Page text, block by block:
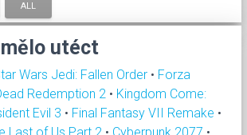
ALL
utéct
Wars Jedi: Fallen Order • Forza
Redemption 2 • Kingdom Come:
Evil 3 • Final Fantasy VII Remake •
Last of Us Part 2 • Cyberpunk 2077 •